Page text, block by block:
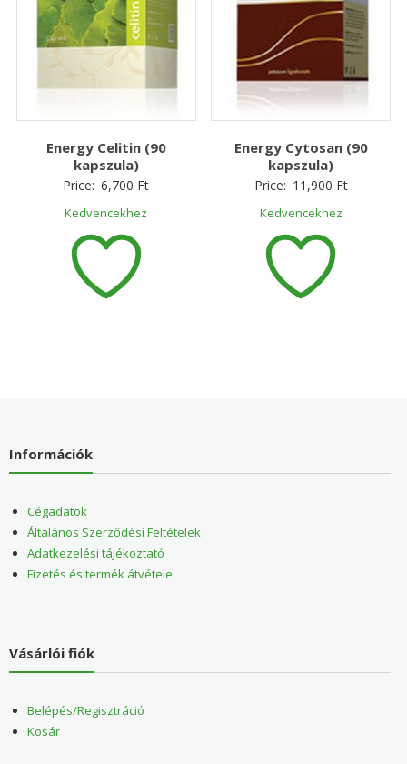
Energy Celitin (90
kapszula)
Price: 6,700 Ft
Kedvencekhez
Energy Cytosan (90
kapszula)
Price: 11,900 Ft
Kedvencekhez
Információk
Cégadatok
Általános Szerződési Feltételek
Adatkezelési tájékoztató
Fizetés és termék átvétele
Vásárlói fiók
Belépés/Regisztráció
Kosár